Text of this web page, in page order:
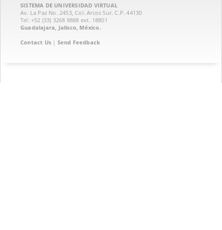
SISTEMA DE UNIVERSIDAD VIRTUAL
Av. La Paz No. 2453, Col. Arcos Sur. C.P. 44130
Tel: +52 (33) 3268 8888‏ ext. 18801
Guadalajara, Jalisco, México.
Contact Us | Send Feedback